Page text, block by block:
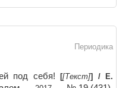
Периодика
под себя! [[Текст]] /
Е.